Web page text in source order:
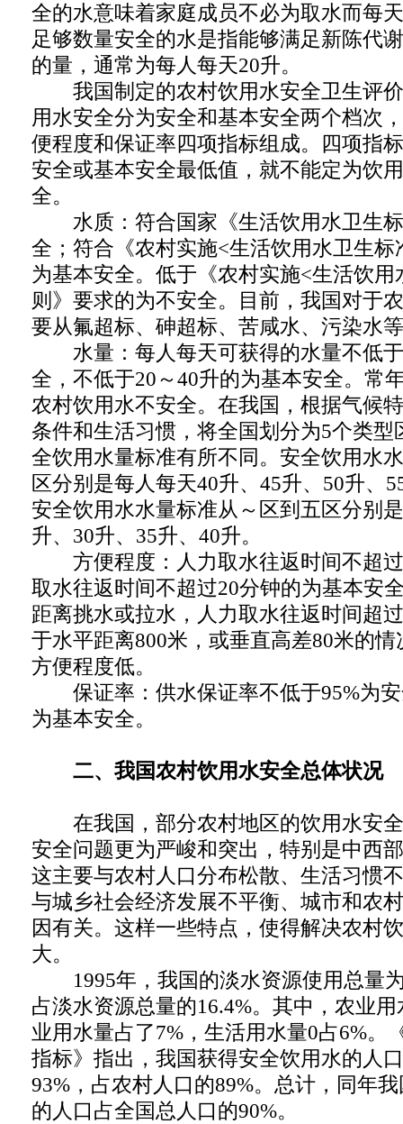
全的水意味着家庭成员不必为取水而每
足够数量安全的水是指能够满足新陈代
的量，通常为每人每天20升。
我国制定的农村饮用水安全卫生评价
用水安全分为安全和基本安全两个档次
便程度和保证率四项指标组成。四项指
安全或基本安全最低值，就不能定为饮
全。
水质：符合国家《生活饮用水卫生标
全；符合《农村实施<生活饮用水卫生标
为基本安全。低于《农村实施<生活饮用
则》要求的为不安全。目前，我国对于
要从氟超标、砷超标、苦咸水、污染水
水量：每人每天可获得的水量不低于
全，不低于20～40升的为基本安全。常
农村饮用水不安全。在我国，根据气候
条件和生活习惯，将全国划分为5个类型
全饮用水量标准有所不同。安全饮用水
区分别是每人每天40升、45升、50升、
安全饮用水水量标准从～区到五区分别
升、30升、35升、40升。
方便程度：人力取水往返时间不超过
取水往返时间不超过20分钟的为基本安
距离挑水或拉水，人力取水往返时间超
于水平距离800米，或垂直高差80米的
方便程度低。
保证率：供水保证率不低于95%为安
为基本安全。
二、我国农村饮用水安全总体状况
在我国，部分农村地区的饮用水安全
安全问题更为严峻和突出，特别是中西
这主要与农村人口分布松散、生活习惯
与城乡社会经济发展不平衡、城市和农
因有关。这样一些特点，使得解决农村
大。
1995年，我国的淡水资源使用总量为
占淡水资源总量的16.4%。其中，农业
业用水量占了7%，生活用水量0占6%。
指标》指出，我国获得安全饮用水的人
93%，占农村人口的89%。总计，同年
的人口占全国总人口的90%。